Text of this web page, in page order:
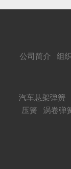
公司简介 组
汽车悬架弹簧
压簧
涡卷弹